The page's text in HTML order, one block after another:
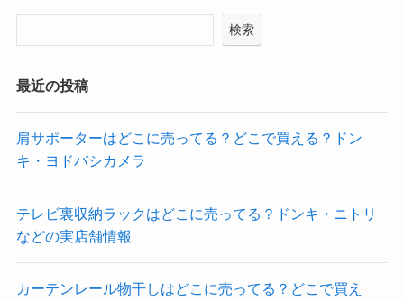
検索
最近の投稿
肩サポーターはどこに売ってる？どこで買える？ドン
キ・ヨドバシカメラ
テレビ裏収納ラックはどこに売ってる？ドンキ・ニトリ
などの実店舗情報
カーテンレール物干しはどこに売ってる？どこで買え